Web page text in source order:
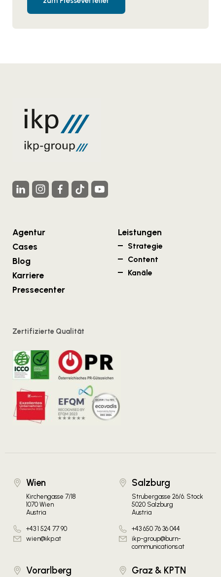
Agentur
Cases
Blog
Karriere
Pressecenter
Leistungen
Strategie
Content
Kanäle
Zertifizierte Qualität
Wien
Kirchengasse 7/18
1070 Wien
Austria
+43 1 524 77 90
wien@ikp.at
Salzburg
Strubergasse 26/6. Stock
5020 Salzburg
Austria
+43 650 76 36 044
ikp-group@burn-
communications.at
Vorarlberg Graz & KPTN